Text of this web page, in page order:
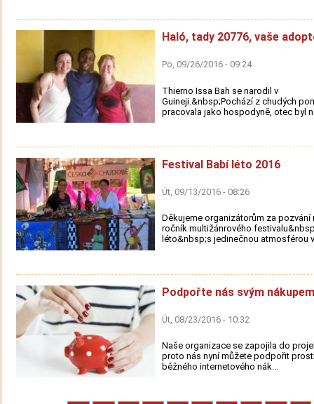
Haló, tady 20776, vaše
Po, 09/26/2016 - 09:24
Thierno Issa Bah se narodil v
Guineji.&nbsp;Pochází z chudých
pracovala jako hospodyně, otec byl
Festival Babí léto 2016
Út, 09/13/2016 - 08:26
Děkujeme organizátorům za pozvání
ročník multižánrového
léto&nbsp;s jedinečnou atmosférou
Podpořte nás svým
Út, 08/23/2016 - 10:32
Naše organizace se zapojila do
proto nás nyní můžete podpořit
běžného internetového nák...